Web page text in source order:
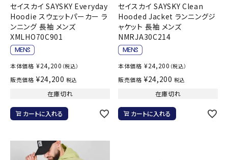
セイスカイ SAYSKY Everyday
Hoodie スウェットパーカー ラ
ンニング 長袖 メンズ
XMLHO70C901
本体価格 ¥24,200 （税込）
販売価格 ¥24,200 税込
在庫切れ
カートに入れる
セイスカイ SAYSKY Clean
Hooded Jacket ランニングジ
ャケット 長袖 メンズ
NMRJA30C214
本体価格 ¥24,200 （税込）
販売価格 ¥24,200 税込
在庫切れ
カートに入れる